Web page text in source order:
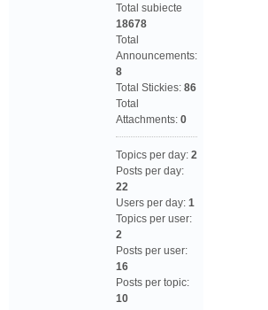
Total subiecte
18678
Total
Announcements:
8
Total Stickies: 86
Total
Attachments: 0
Topics per day: 2
Posts per day:
22
Users per day: 1
Topics per user:
2
Posts per user:
16
Posts per topic:
10